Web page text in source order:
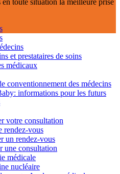
en toute situation la meilleure prise
et prestataires de soins
médicaux
conventionnement des médecins
informations pour les futurs
votre consultation
rendez-vous
un rendez-vous
une consultation
médicale
nucléaire